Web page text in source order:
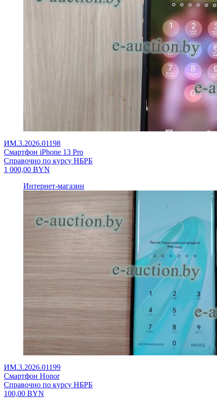
ИМ.3.2026.01198
Смартфон iPhone 13 Pro
Справочно по курсу НБРБ
1 000,00 BYN
Интернет-магазин
ИМ.3.2026.01199
Смартфон Honor
Справочно по курсу НБРБ
100,00 BYN